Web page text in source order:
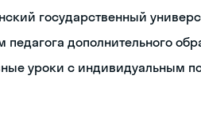
государственный
педагога дополнительного
уроки с индивидуальным